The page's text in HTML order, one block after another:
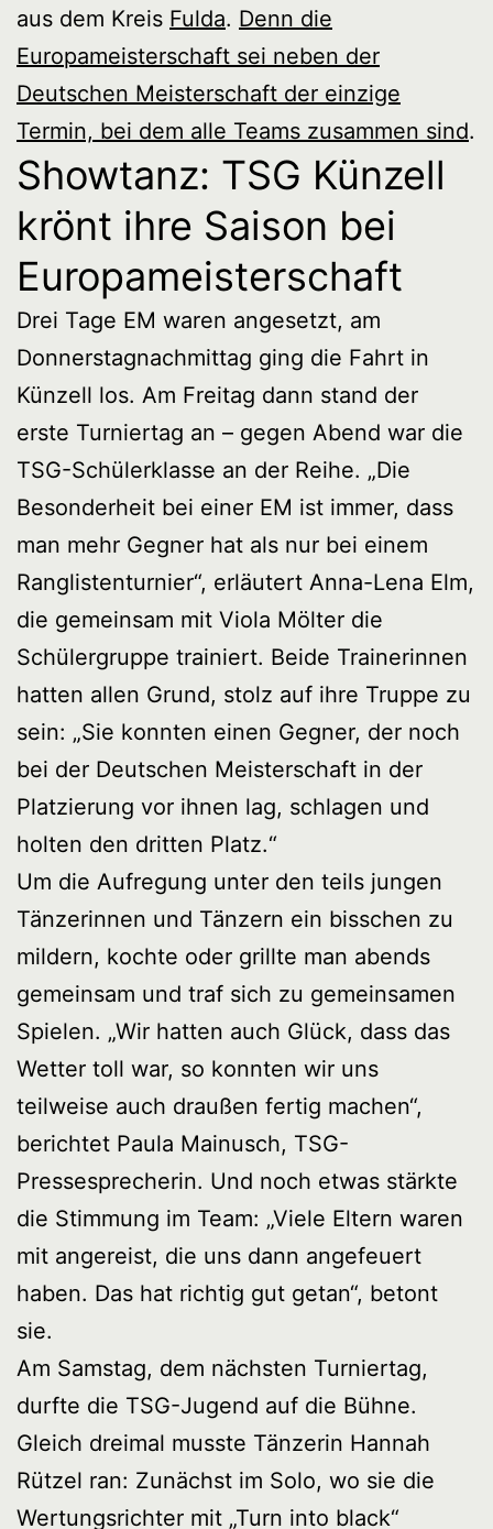
aus dem Kreis Fulda. Denn die
Europameisterschaft sei neben der
Deutschen Meisterschaft der einzige
Termin, bei dem alle Teams zusammen sind.
Showtanz: TSG Künzell
krönt ihre Saison bei
Europameisterschaft
Drei Tage EM waren angesetzt, am
Donnerstagnachmittag ging die Fahrt in
Künzell los. Am Freitag dann stand der
erste Turniertag an – gegen Abend war die
TSG-Schülerklasse an der Reihe. „Die
Besonderheit bei einer EM ist immer, dass
man mehr Gegner hat als nur bei einem
Ranglistenturnier“, erläutert Anna-Lena Elm,
die gemeinsam mit Viola Mölter die
Schülergruppe trainiert. Beide Trainerinnen
hatten allen Grund, stolz auf ihre Truppe zu
sein: „Sie konnten einen Gegner, der noch
bei der Deutschen Meisterschaft in der
Platzierung vor ihnen lag, schlagen und
holten den dritten Platz.“
Um die Aufregung unter den teils jungen
Tänzerinnen und Tänzern ein bisschen zu
mildern, kochte oder grillte man abends
gemeinsam und traf sich zu gemeinsamen
Spielen. „Wir hatten auch Glück, dass das
Wetter toll war, so konnten wir uns
teilweise auch draußen fertig machen“,
berichtet Paula Mainusch, TSG-
Pressesprecherin. Und noch etwas stärkte
die Stimmung im Team: „Viele Eltern waren
mit angereist, die uns dann angefeuert
haben. Das hat richtig gut getan“, betont
sie.
Am Samstag, dem nächsten Turniertag,
durfte die TSG-Jugend auf die Bühne.
Gleich dreimal musste Tänzerin Hannah
Rützel ran: Zunächst im Solo, wo sie die
Wertungsrichter mit „Turn into black“